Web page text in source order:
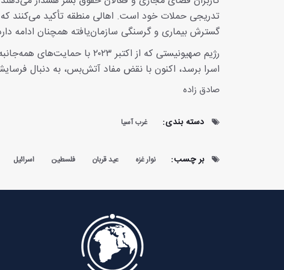
تدریجی حملات خود است. اهالی منطقه تأکید می‌کنند
گسترش بیماری و گرسنگی سازمان‌یافته همچنان ادامه
رژیم صهیونیستی که از اکتبر
اسرا برسد، اکنون با نقض مفاد آتش‌بس، به دنبال
صادق زاده
دسته بندی: غرب آسیا
بر چسب: نوار غزه عید قربان فلسطین اسرائیل